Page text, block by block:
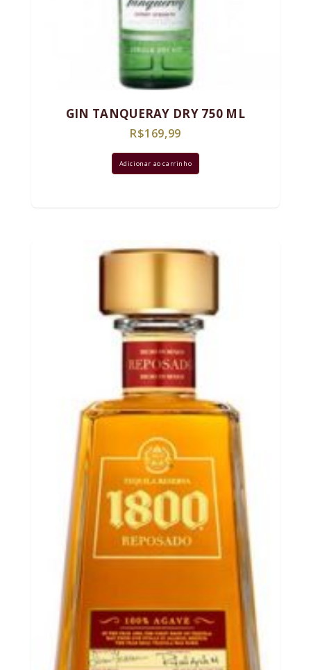
GIN TANQUERAY DRY 750 ML
R$169,99
Adicionar ao carrinho